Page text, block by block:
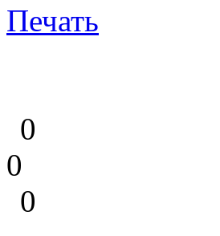
Печать
0
0
0